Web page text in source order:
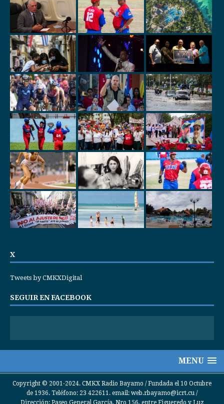
X
Tweets by CMKXDigital
SEGUIR EN FACEBOOK
MENU
Copyright © 2001-2024. CMKX Radio Bayamo / Fundada el 10 Octubre
de 1936. Teléfono: 23 422611. email: web.rbayamo@icrt.cu /